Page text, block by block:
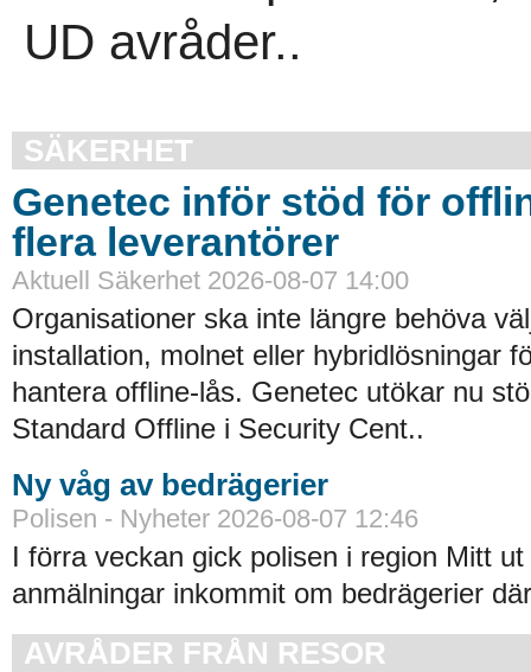
UD avråder..
SÄKERHET
Genetec inför stöd för
flera leverantörer
Aktuell Säkerhet 2026-08-07 14:00
Organisationer ska inte längre behöva
installation, molnet eller hybridlösningar
hantera offline-lås. Genetec utökar nu
Standard Offline i Security Cent..
Ny våg av bedrägerier
Polisen - Nyheter 2026-08-07 12:46
I förra veckan gick polisen i region Mitt
anmälningar inkommit om bedrägerier
AVRÅDER FRÅN RESOR